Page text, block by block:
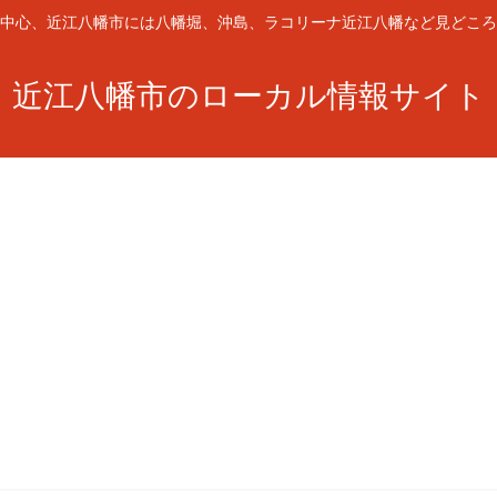
心、近江八幡市には八幡堀、沖島、ラコリーナ近江八幡など見どこ
近江八幡市のローカル情報サイト